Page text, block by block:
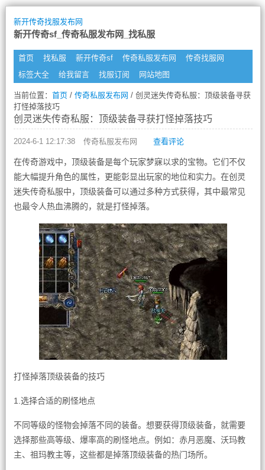
新开传奇找服发布网
新开传奇sf_传奇私服发布网_找私服
首页 找私服 新开传奇sf 传奇私服发布网
传奇找服网
标签大全
给我留言 找服订阅 网站地图
当前位置： 首页/ 传奇私服发布网 / 创灵迷失传奇私服：顶级装备寻获
打怪掉落技巧
创灵迷失传奇私服：顶级装备寻获打怪掉落技巧
2024-6-1 12:17:38 传奇私服发布网 查看评论
在传奇游戏中，顶级装备是每个玩家梦寐以求的宝物。它们不仅
能大幅提升角色的属性，更能彰显出玩家的地位和实力。在创灵
迷失传奇私服中，顶级装备可以通过多种方式获得，其中最常见
也最令人热血沸腾的，就是打怪掉落。
打怪掉落顶级装备的技巧
1.选择合适的刷怪地点
不同等级的怪物会掉落不同的装备。想要获得顶级装备，就需要
选择那些高等级、爆率高的刷怪地点。例如：赤月恶魔、沃玛教
主、祖玛教主等，这些都是掉落顶级装备的热门场所。